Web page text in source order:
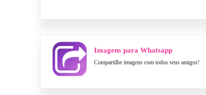
Imagens para Whatsapp
Compartilhe imagens com todos seus amigos!